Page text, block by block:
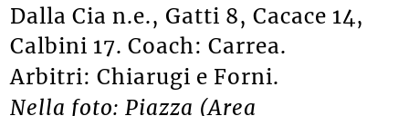
Dalla Cia n.e., Gatti 8, Cacace 14,
Calbini 17. Coach: Carrea.
Arbitri: Chiarugi e Forni.
Nella foto: Piazza (Area